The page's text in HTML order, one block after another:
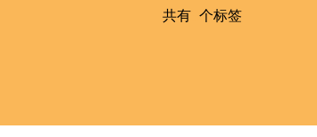
共有3 个标签